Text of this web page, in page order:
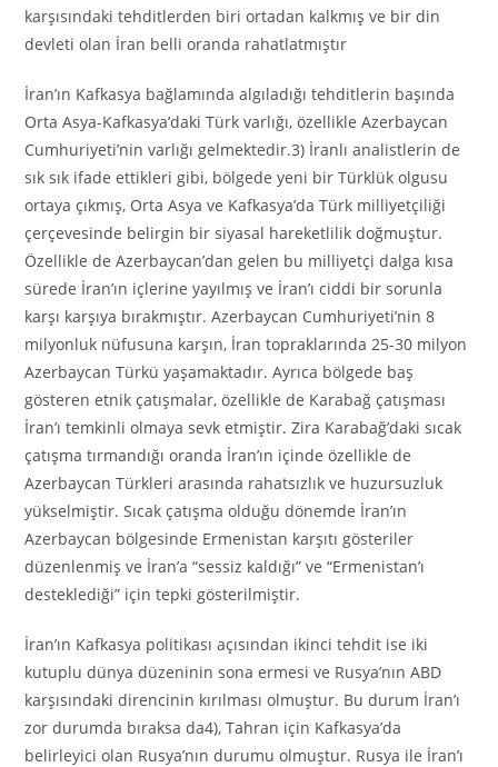
karşısındaki tehditlerden biri ortadan kalkmış ve bir din
devleti olan İran belli oranda rahatlatmıştır
İran’ın Kafkasya bağlamında algıladığı tehditlerin başında
Orta Asya-Kafkasya’daki Türk varlığı, özellikle Azerbaycan
Cumhuriyeti’nin varlığı gelmektedir.3) İranlı analistlerin de
sık sık ifade ettikleri gibi, bölgede yeni bir Türklük olgusu
ortaya çıkmış, Orta Asya ve Kafkasya’da Türk milliyetçiliği
çerçevesinde belirgin bir siyasal hareketlilik doğmuştur.
Özellikle de Azerbaycan’dan gelen bu milliyetçi dalga kısa
sürede İran’ın içlerine yayılmış ve İran’ı ciddi bir sorunla
karşı karşıya bırakmıştır. Azerbaycan Cumhuriyeti’nin 8
milyonluk nüfusuna karşın, İran topraklarında 25-30 milyon
Azerbaycan Türkü yaşamaktadır. Ayrıca bölgede baş
gösteren etnik çatışmalar, özellikle de Karabağ çatışması
İran’ı temkinli olmaya sevk etmiştir. Zira Karabağ’daki sıcak
çatışma tırmandığı oranda İran’ın içinde özellikle de
Azerbaycan Türkleri arasında rahatsızlık ve huzursuzluk
yükselmiştir. Sıcak çatışma olduğu dönemde İran’ın
Azerbaycan bölgesinde Ermenistan karşıtı gösteriler
düzenlenmiş ve İran’a “sessiz kaldığı” ve “Ermenistan’ı
desteklediği” için tepki gösterilmiştir.
İran’ın Kafkasya politikası açısından ikinci tehdit ise iki
kutuplu dünya düzeninin sona ermesi ve Rusya’nın ABD
karşısındaki direncinin kırılması olmuştur. Bu durum İran’ı
zor durumda bıraksa da4), Tahran için Kafkasya’da
belirleyici olan Rusya’nın durumu olmuştur. Rusya ile İran’ı